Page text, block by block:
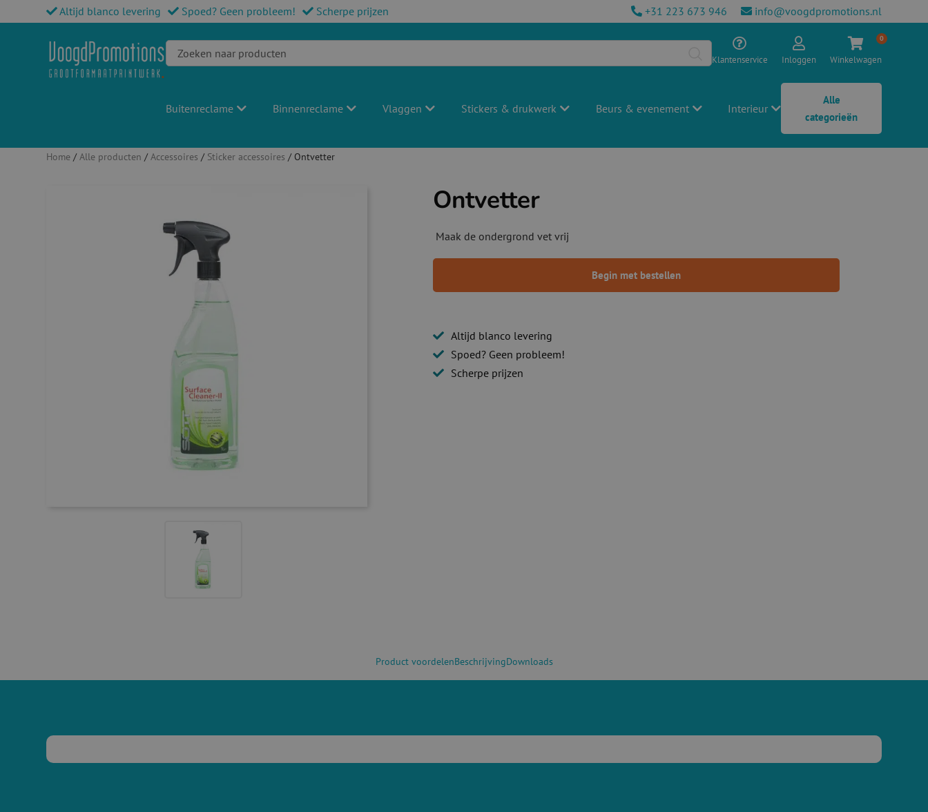
Altijd blanco levering Spoed? Geen probleem! Scherpe prijzen +31 223 673 946 info@voogdpromotions.nl
Klantenservice Inloggen Winkelwagen
0
Buitenreclame Binnenreclame Vlaggen Stickers & drukwerk Beurs & evenement Interieur
Alle
categorieën
Home / Alle producten / Accessoires / Sticker accessoires / Ontvetter
Ontvetter
Maak de ondergrond vet vrij
Begin met bestellen
Altijd blanco levering
Spoed? Geen probleem!
Scherpe prijzen
Product voordelenBeschrijvingDownloads